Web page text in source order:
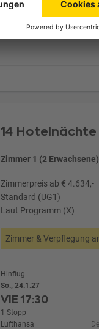
VIE17:30
14 Hotelnächte
Zimmer 1 (2 Erwachsene)
Zimmerpreis ab € 4.634,-
Standard (UG1)
Laut Programm (X)
Zimmer & Verpflegung
Hinflug
So., 24.1.27
VIE17:30
1 Stopp
Lufthansa